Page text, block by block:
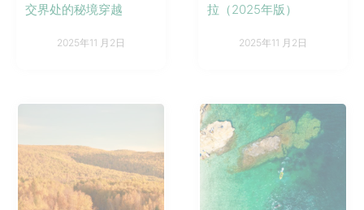
交界处的秘境穿越
2025年11 月2日
拉（2025年版）
2025年11 月2日